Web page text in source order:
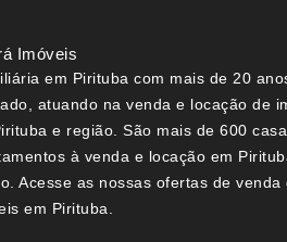
Imóveis
em Pirituba com mais de 20
atuando na venda e locação de
e região. São mais de 600
à venda e locação em
Acesse as nossas ofertas de venda
em Pirituba.